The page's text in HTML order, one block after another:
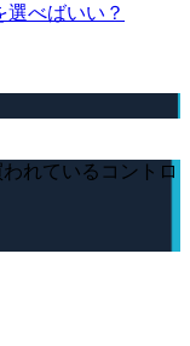
べばいい？
れているコントロ